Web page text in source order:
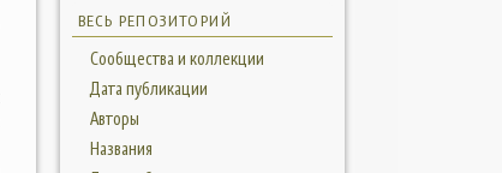
ВЕСЬ РЕПОЗИТОРИЙ
Сообщества и коллекции
Дата публикации
Авторы
Названия